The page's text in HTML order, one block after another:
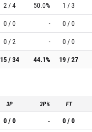
2 / 4 50.0% 1 / 3
0 / 0 - 0 / 0
0 / 2 - 0 / 0
15 / 34 44.1% 19 / 27
3P 3P% FT
0 / 0 - 0 / 0